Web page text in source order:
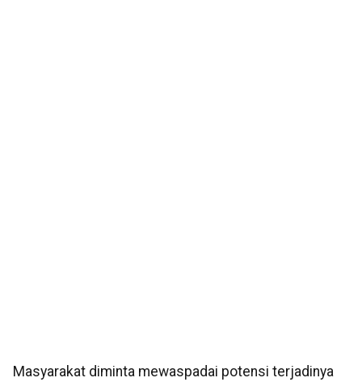
Masyarakat diminta mewaspadai potensi terjadinya